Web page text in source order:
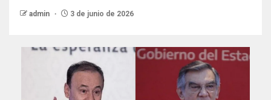
admin 3 de junio de 2026